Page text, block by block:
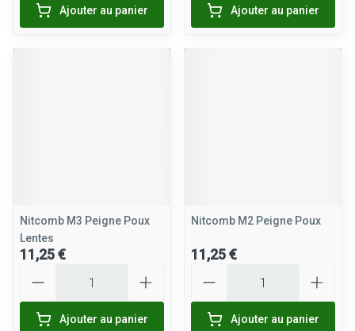
Ajouter au panier Ajouter au panier
Nitcomb M3 Peigne Poux
Lentes
11,25 €
Ajouter au panier
Nitcomb M2 Peigne Poux
11,25 €
Ajouter au panier